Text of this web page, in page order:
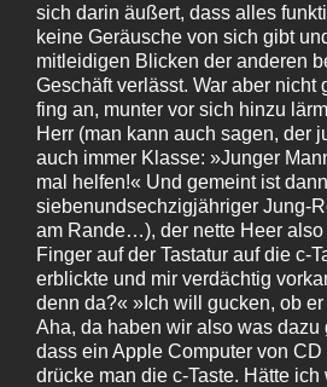
sich darin äußert, dass alles
keine Geräusche von sich gibt
mitleidigen Blicken der anderen
Geschäft verlässt. War aber nicht
fing an, munter vor sich hinzu
Herr (man kann auch sagen, der
auch immer Klasse: »Junger
mal helfen!« Und gemeint ist
siebenundsechzigjähriger Jung-
am Rande…), der nette Heer also
Finger auf der Tastatur auf die
erblickte und mir verdächtig
denn da?« »Ich will gucken, ob
Aha, da haben wir also was dazu
dass ein Apple Computer von
drücke man die c‑Taste. Hätte